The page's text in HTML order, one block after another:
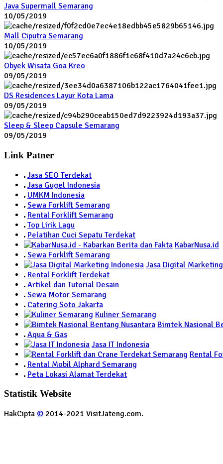
Java Supermall Semarang
10/05/2019
Mall Ciputra Semarang
10/05/2019
Obyek Wisata Goa Kreo
09/05/2019
DS Residences Layur Kota Lama
09/05/2019
Sleep & Sleep Capsule Semarang
09/05/2019
Link Patner
Jasa SEO Terdekat
Jasa Gugel Indonesia
UMKM Indonesia
Sewa Forklift Semarang
Rental Forklift Semarang
Top Lirik Lagu
Pelatihan Cuci Sepatu Terdekat
KabarNusa.id
Sewa Forklift Semarang
Jasa Digital
Rental Forklift Terdekat
Artikel dan Tutorial Desain
Sewa Motor Semarang
Catering Soto Jakarta
Kuliner Semarang
Bimtek Nasional
Aqua & Gas
Jasa IT Indonesia
Rental
Rental Mobil Alphard Semarang
Peta Lokasi Alamat Terdekat
Statistik Website
HakCipta © 2014-2021 VisitJateng.com.